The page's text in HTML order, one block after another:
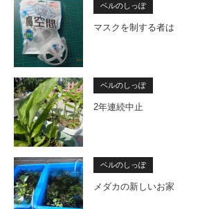
ベルのしっぽ
マスクを制する者は
ベルのしっぽ
2年連続中止
ベルのしっぽ
メダカの新しいお家